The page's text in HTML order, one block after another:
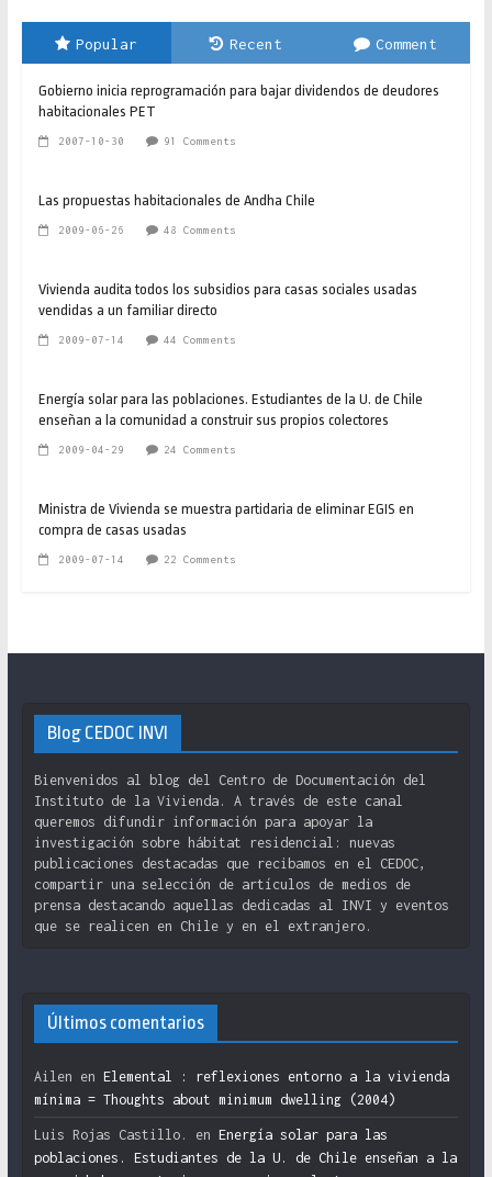
Popular Recent Comment
Gobierno inicia reprogramación para bajar dividendos de deudores
habitacionales PET
2007-10-30 91 Comments
Las propuestas habitacionales de Andha Chile
2009-06-26 48 Comments
Vivienda audita todos los subsidios para casas sociales usadas
vendidas a un familiar directo
2009-07-14 44 Comments
Energía solar para las poblaciones. Estudiantes de la U. de Chile
enseñan a la comunidad a construir sus propios colectores
2009-04-29 24 Comments
Ministra de Vivienda se muestra partidaria de eliminar EGIS en
compra de casas usadas
2009-07-14 22 Comments
Blog CEDOC INVI
Bienvenidos al blog del Centro de Documentación del
Instituto de la Vivienda. A través de este canal
queremos difundir información para apoyar la
investigación sobre hábitat residencial: nuevas
publicaciones destacadas que recibamos en el CEDOC,
compartir una selección de artículos de medios de
prensa destacando aquellas dedicadas al INVI y eventos
que se realicen en Chile y en el extranjero.
Últimos comentarios
Ailen en Elemental : reflexiones entorno a la vivienda
mínima = Thoughts about minimum dwelling (2004)
Luis Rojas Castillo. en Energía solar para las
poblaciones. Estudiantes de la U. de Chile enseñan a la